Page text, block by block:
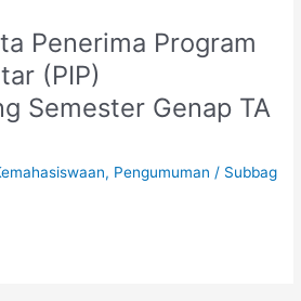
Penerima Program
(PIP)
Semester Genap TA
, Pengumuman / Subbag